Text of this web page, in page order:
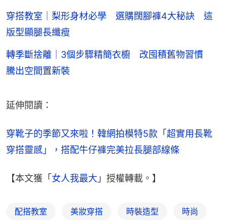
穿搭教室｜梨形身材必學 選購闊腳褲4大秘訣 這
版型顯腿長纖瘦
轉季斷捨離｜3個步驟精簡衣櫥 改囤積舊物習慣
騰出空間置新裝
延伸閱讀：
穿靴子的季節又來啦！韓網拍模特5款「超實用長靴
穿搭靈感」，搭配牛仔褲完美拉長腿部線條
【本文獲「 女人我最大 」授權轉載。】
配搭教室 美妝穿搭 時裝造型 時尚